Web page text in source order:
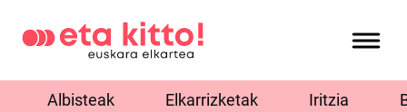
Albisteak Elkarrizketak Iritzia